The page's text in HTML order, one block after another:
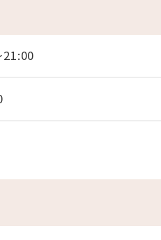
21:00